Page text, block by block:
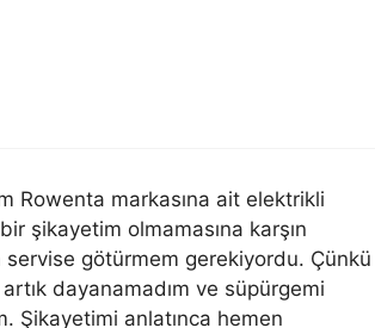
Rowenta markasına ait elektrikli
şikayetim olmamasına karşın
servise götürmem gerekiyordu. Çünkü
dayanamadım ve süpürgemi
Şikayetimi anlatınca hemen